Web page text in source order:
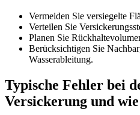
Vermeiden Sie versiegelte
Verteilen Sie
Planen Sie
Berücksichtigen Sie
Wasserableitung.
Typische Fehler bei
Versickerung und